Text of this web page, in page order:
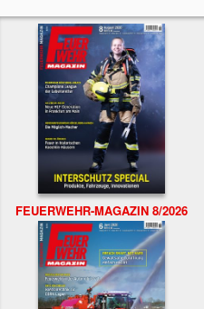
FEUERWEHR-MAGAZIN 8/2026